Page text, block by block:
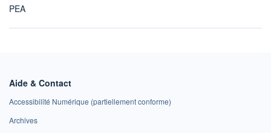
PEA
Aide & Contact
Accessibilité Numérique (partiellement conforme)
Archives